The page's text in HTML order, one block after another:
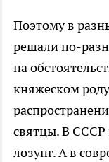
Поэтому в
решали по-
на
княжеском
святцы. В СССР
лозунг. А в